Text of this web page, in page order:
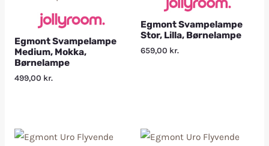
Egmont Svampelampe
Medium, Mokka,
Børnelampe
499,00 kr.
Egmont Svampelampe
Stor, Lilla, Børnelampe
659,00 kr.